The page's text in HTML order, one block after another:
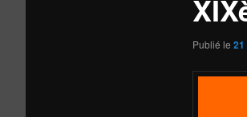
Publié le 21